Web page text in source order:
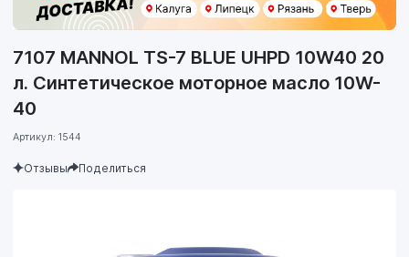
7107 MANNOL TS-7 BLUE UHPD 10W40 20
л. Синтетическое моторное масло 10W-
40
Артикул: 1544
Отзывы Поделиться